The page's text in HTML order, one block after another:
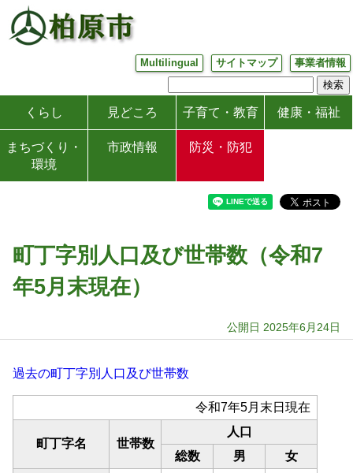
Multilingual サイトマップ 事業者情報
くらし 見どころ 子育て・教育 健康・福祉
まちづくり・
環境
市政情報 防災・防犯
町丁字別人口及び世帯数（令和7
年5月末現在）
公開日 2025年6月24日
過去の町丁字別人口及び世帯数
令和7年5月末日現在
町丁字名 世帯数
人口
総数
男 女